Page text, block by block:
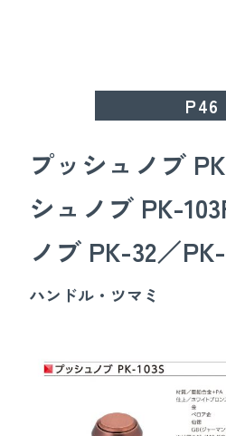
P46
プッシュノブ
シュノブ PK-
ノブ PK-32／
ハンドル・ツマミ